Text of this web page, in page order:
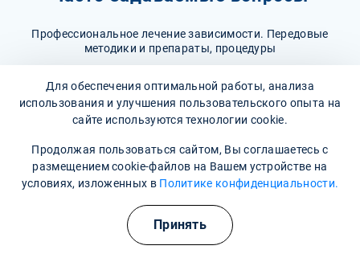
Профессиональное лечение зависимости. Передовые
методики и препараты, процедуры
Лечение ОКР может включать когнитивно-
поведенческую терапию (КПТ), которая помогает
изменять негативные мысли и поведение, а также
медикаментозную терапию, включая антидепрессанты,
серотонина (СИОЗС). Важно, чтобы лечение проводилось
квалифицированным специалистом.
Как долго может продолжаться лечение ОКР?
Длительность лечения ОКР варьируется в зависимости
тяжести расстройства. Обычно рекомендуется проходить
терапию не менее 12-20 недель, но в некоторых случаях
может потребоваться более длительное вмешательство.
Хотя некоторые техники самопомощи могут быть
полезны, такие как ведение дневника, практика
Для обеспечения оптимальной работы, анализа
использования и улучшения пользовательского опыта на
сайте используются технологии cookie.
Продолжая пользоваться сайтом, Вы соглашаетесь с
размещением cookie-файлов на Вашем устройстве на
условиях, изложенных в Политике конфиденциальности.
Принять